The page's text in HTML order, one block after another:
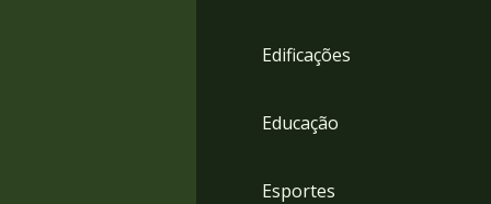
Edificações
Educação
Esportes